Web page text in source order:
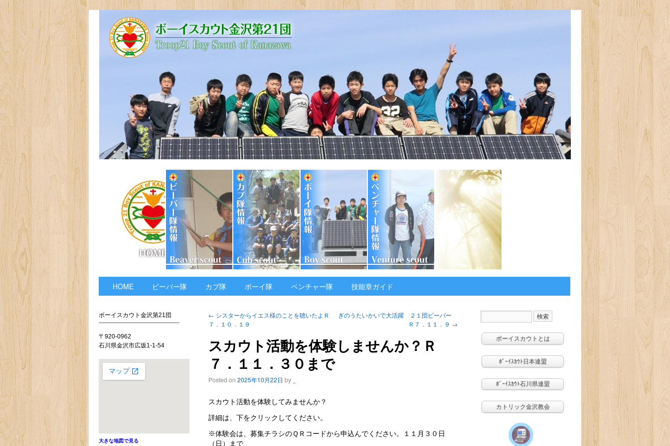
技能章ガイド
HOME ビーバー隊 カブ隊 ボーイ隊 ベンチャー隊 技能章ガイド
ボーイスカウト金沢第21団
〒920-0962
石川県金沢市広坂1-1-54
大きな地図で見る
ボーイスカウトとは
ﾎﾞｰｲｽｶｳﾄ日本連盟
ﾎﾞｰｲｽｶｳﾄ石川県連盟
カトリック金沢教会
← シスターからイエス様のことを聴いたよＲ
７．１０．１９
ぎのうたいかいで大活躍 ２１団ビーバー
Ｒ７．１１．９ →
スカウト活動を体験しませんか？Ｒ
７．１１．３０まで
Posted on 2025年10月22日 by
スカウト活動を体験してみませんか？
詳細は、下をクリックしてください。
※体験会は、募集チラシのＱＲコードから申込んでください。１１月３０日
（日）まで